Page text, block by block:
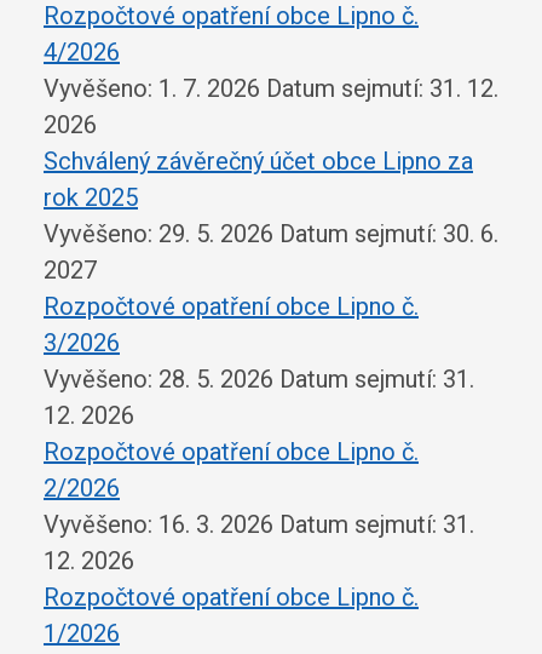
Rozpočtové opatření obce Lipno č.
4/2026
Vyvěšeno: 1. 7. 2026 Datum sejmutí: 31. 12.
2026
Schválený závěrečný účet obce Lipno za
rok 2025
Vyvěšeno: 29. 5. 2026 Datum sejmutí: 30. 6.
2027
Rozpočtové opatření obce Lipno č.
3/2026
Vyvěšeno: 28. 5. 2026 Datum sejmutí: 31.
12. 2026
Rozpočtové opatření obce Lipno č.
2/2026
Vyvěšeno: 16. 3. 2026 Datum sejmutí: 31.
12. 2026
Rozpočtové opatření obce Lipno č.
1/2026